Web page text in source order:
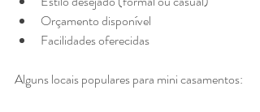
Orçamento disponível
Facilidades oferecidas
Alguns locais populares para mini casamentos: